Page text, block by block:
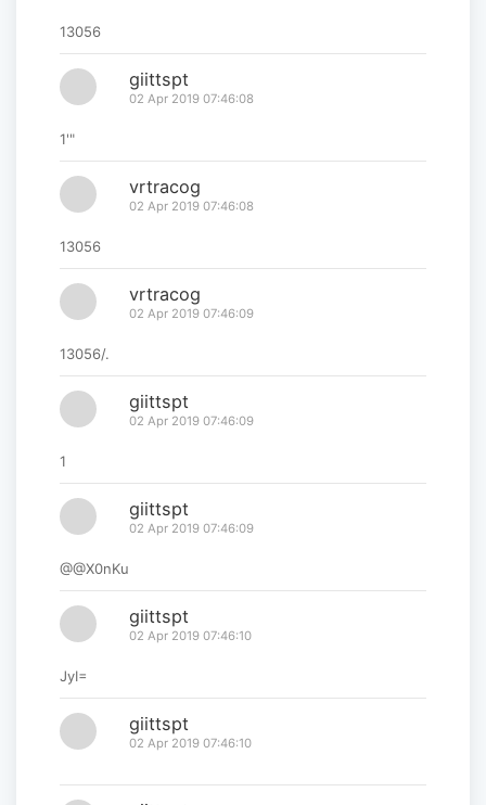
13056
giittspt
02 Apr 2019 07:46:08
1'"
vrtracog
02 Apr 2019 07:46:08
13056
vrtracog
02 Apr 2019 07:46:09
13056/.
giittspt
02 Apr 2019 07:46:09
1
giittspt
02 Apr 2019 07:46:09
@@X0nKu
giittspt
02 Apr 2019 07:46:10
JyI=
giittspt
02 Apr 2019 07:46:10